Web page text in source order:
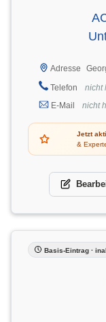
Adresse
Telefon
nicht
E-Mail
nicht
Jetzt
&
Basis-Eintrag ·